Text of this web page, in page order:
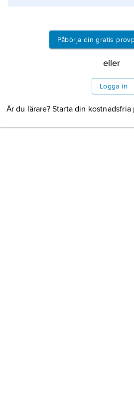
Påbörja din gratis
eller
Logga in
Är du lärare? Starta din